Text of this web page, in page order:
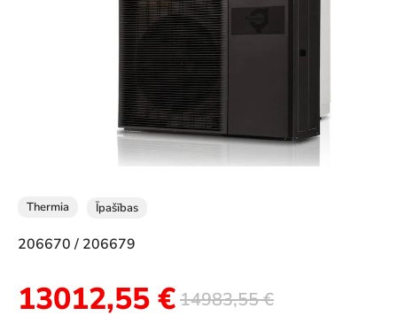
Thermia Īpašības
206670 / 206679
14983,55€
13012,55€